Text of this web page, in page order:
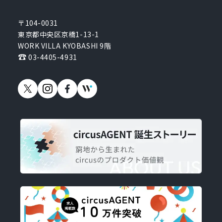
〒104-0031
東京都中央区京橋1-13-1
WORK VILLA KYOBASHI 9階
03-4405-4931